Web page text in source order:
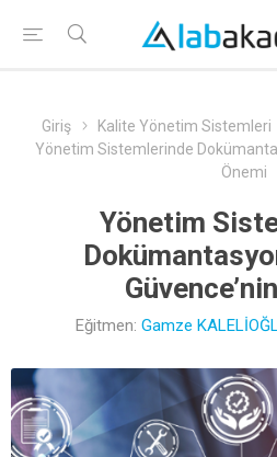
Giriş Kalite Yönetim Sistemleri
Yönetim Sistemlerinde
Önemi
Yönetim
Eğitmen: Gamze